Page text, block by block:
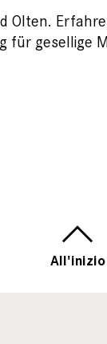
für gesellige
All'inizio